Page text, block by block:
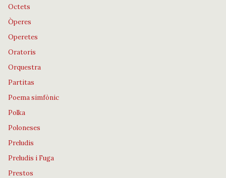
Octets
Òperes
Operetes
Oratoris
Orquestra
Partitas
Poema simfònic
Polka
Poloneses
Preludis
Preludis i Fuga
Prestos